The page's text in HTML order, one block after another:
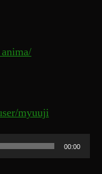
myuuji
00:00